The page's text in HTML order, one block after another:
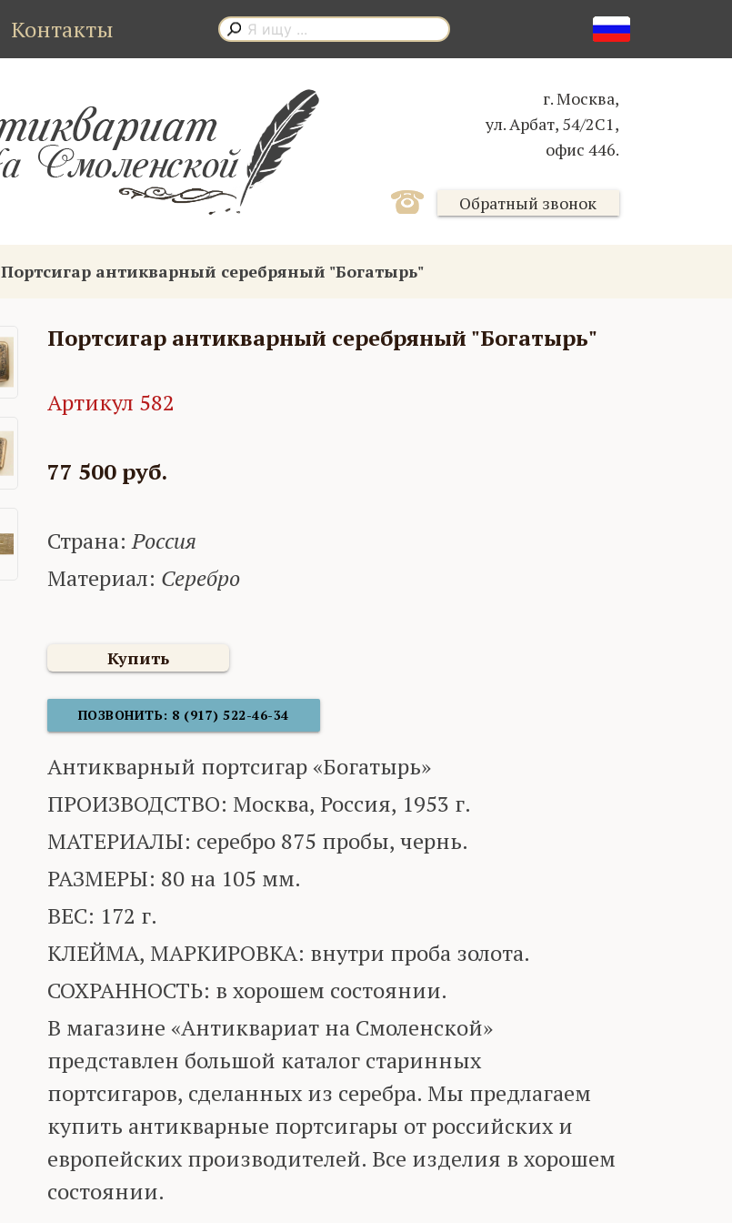
Контакты
г. Москва,
ул. Арбат, 54/2С1,
офис 446.
Обратный звонок
Портсигар антикварный серебряный "Богатырь"
Портсигар антикварный серебряный "Богатырь"
Артикул 582
77 500 руб.
Страна:Россия
Материал: Серебро
Купить
ПОЗВОНИТЬ: 8 (917) 522-46-34
Антикварный портсигар «Богатырь»
ПРОИЗВОДСТВО: Москва, Россия, 1953 г.
МАТЕРИАЛЫ: серебро 875 пробы, чернь.
РАЗМЕРЫ: 80 на 105 мм.
ВЕС: 172 г.
КЛЕЙМА, МАРКИРОВКА: внутри проба золота.
СОХРАННОСТЬ: в хорошем состоянии.
В магазине «Антиквариат на Смоленской»
представлен большой каталог старинных
портсигаров, сделанных из серебра. Мы предлагаем
купить антикварные портсигары от российских и
европейских производителей. Все изделия в хорошем
состоянии.